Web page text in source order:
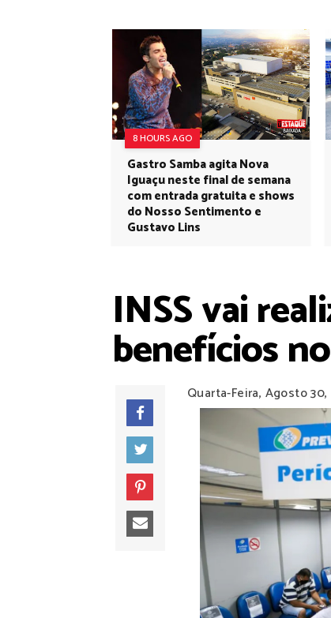
8 HOURS AGO
Gastro Samba agita Nova
Iguaçu neste final de semana
com entrada gratuita e shows
do Nosso Sentimento e
Gustavo Lins
INSS vai
benefícios
Quarta-Feira, Agosto 30,